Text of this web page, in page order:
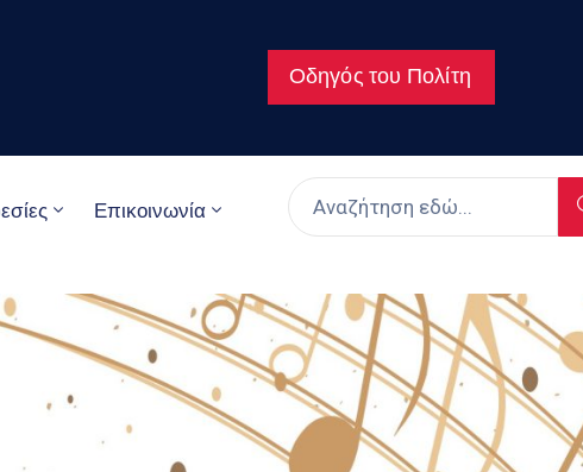
Οδηγός του Πολίτη
Επικοινωνία